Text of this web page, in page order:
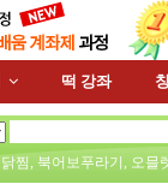
떡 강좌
닭찜 북어보푸라기 오믈